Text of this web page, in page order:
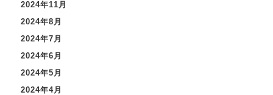
2024年11月
2024年8月
2024年7月
2024年6月
2024年5月
2024年4月